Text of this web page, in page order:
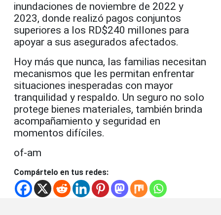
inundaciones de noviembre de 2022 y
2023, donde realizó pagos conjuntos
superiores a los RD$240 millones para
apoyar a sus asegurados afectados.
Hoy más que nunca, las familias necesitan
mecanismos que les permitan enfrentar
situaciones inesperadas con mayor
tranquilidad y respaldo. Un seguro no solo
protege bienes materiales, también brinda
acompañamiento y seguridad en
momentos difíciles.
of-am
Compártelo en tus redes: